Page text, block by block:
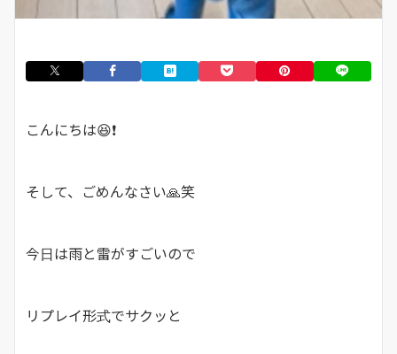
こんにちは😆❗
そして、ごめんなさい🙏笑
今日は雨と雷がすごいので
リプレイ形式でサクッと